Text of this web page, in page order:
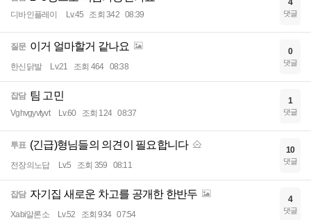
디바인플레이 Lv.45 조회 342 08:39
4
댓글
질문 이거 얼마할거 같나요
한신닭발 Lv.21 조회 464 08:38
0
댓글
잡담 팀 고민
Vghvgyvtyvt Lv.60 조회 124 08:37
1
댓글
투표 (긴급)형님들의 의견이 필요합니다
전장의노답 Lv.5 조회 359 08:11
10
댓글
잡담 자기집 새로운 차고를 공개한 한반두
Xabi알론소 Lv.52 조회 934 07:54
4
댓글